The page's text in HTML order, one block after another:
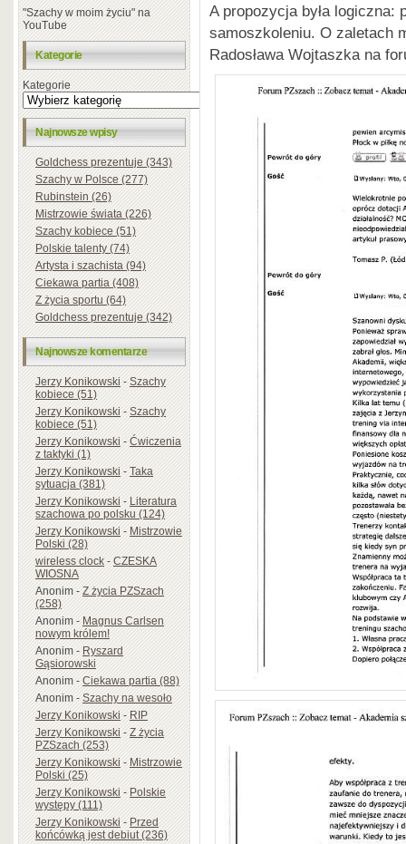
"Szachy w moim życiu" na
YouTube
Kategorie
Kategorie
Najnowsze wpisy
Goldchess prezentuje (343)
Szachy w Polsce (277)
Rubinstein (26)
Mistrzowie świata (226)
Szachy kobiece (51)
Polskie talenty (74)
Artysta i szachista (94)
Ciekawa partia (408)
Z życia sportu (64)
Goldchess prezentuje (342)
Najnowsze komentarze
Jerzy Konikowski-Szachy
kobiece (51)
Jerzy Konikowski-Szachy
kobiece (51)
Jerzy Konikowski-Ćwiczenia
z taktyki (1)
Jerzy Konikowski-Taka
sytuacja (381)
Jerzy Konikowski-Literatura
szachowa po polsku (124)
Jerzy Konikowski-Mistrzowie
Polski (28)
wireless clock-CZESKA
WIOSNA
Anonim-Z życia PZSzach
(258)
Anonim-Magnus Carlsen
nowym królem!
Anonim-Ryszard
Gąsiorowski
Anonim-Ciekawa partia (88)
Anonim-Szachy na wesoło
Jerzy Konikowski-RIP
Jerzy Konikowski-Z życia
PZSzach (253)
Jerzy Konikowski-Mistrzowie
Polski (25)
Jerzy Konikowski-Polskie
występy (111)
Jerzy Konikowski-Przed
końcówką jest debiut (236)
A propozycja była logiczna:
samoszkoleniu. O zaletach
Radosława Wojtaszka na